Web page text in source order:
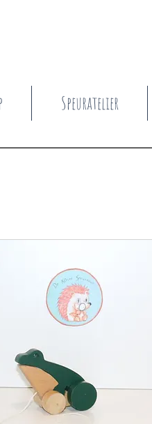
Speuratelier